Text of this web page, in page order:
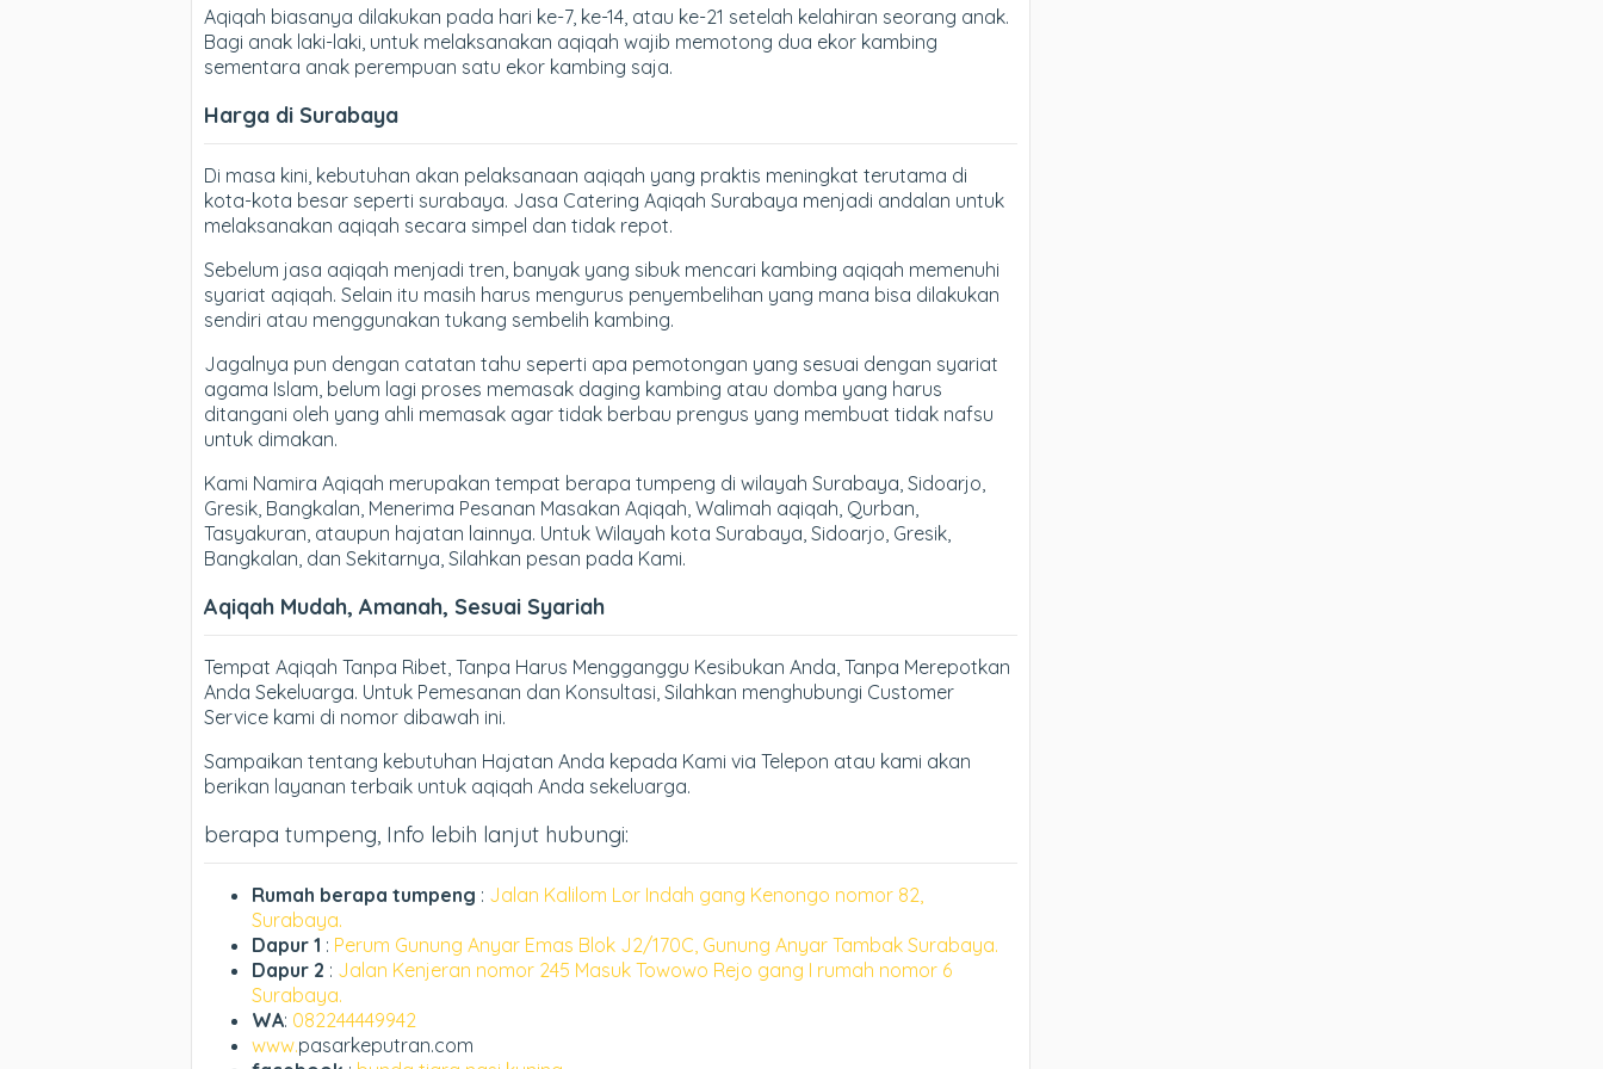
Aqiqah biasanya dilakukan pada hari ke-7, ke-14, atau ke-21 setelah kelahiran seorang anak.
Bagi anak laki-laki, untuk melaksanakan aqiqah wajib memotong dua ekor kambing
sementara anak perempuan satu ekor kambing saja.
Harga di Surabaya
Di masa kini, kebutuhan akan pelaksanaan aqiqah yang praktis meningkat terutama di
kota-kota besar seperti surabaya. Jasa Catering Aqiqah Surabaya menjadi andalan untuk
melaksanakan aqiqah secara simpel dan tidak repot.
Sebelum jasa aqiqah menjadi tren, banyak yang sibuk mencari kambing aqiqah memenuhi
syariat aqiqah. Selain itu masih harus mengurus penyembelihan yang mana bisa dilakukan
sendiri atau menggunakan tukang sembelih kambing.
Jagalnya pun dengan catatan tahu seperti apa pemotongan yang sesuai dengan syariat
agama Islam, belum lagi proses memasak daging kambing atau domba yang harus
ditangani oleh yang ahli memasak agar tidak berbau prengus yang membuat tidak nafsu
untuk dimakan.
Kami Namira Aqiqah merupakan tempat berapa tumpeng di wilayah Surabaya, Sidoarjo,
Gresik, Bangkalan, Menerima Pesanan Masakan Aqiqah, Walimah aqiqah, Qurban,
Tasyakuran, ataupun hajatan lainnya. Untuk Wilayah kota Surabaya, Sidoarjo, Gresik,
Bangkalan, dan Sekitarnya, Silahkan pesan pada Kami.
Aqiqah Mudah, Amanah, Sesuai Syariah
Tempat Aqiqah Tanpa Ribet, Tanpa Harus Mengganggu Kesibukan Anda, Tanpa Merepotkan
Anda Sekeluarga. Untuk Pemesanan dan Konsultasi, Silahkan menghubungi Customer
Service kami di nomor dibawah ini.
Sampaikan tentang kebutuhan Hajatan Anda kepada Kami via Telepon atau kami akan
berikan layanan terbaik untuk aqiqah Anda sekeluarga.
berapa tumpeng, Info lebih lanjut hubungi:
Rumah berapa tumpeng : Jalan Kalilom Lor Indah gang Kenongo nomor 82,
Surabaya.
Dapur 1 : Perum Gunung Anyar Emas Blok J2/170C, Gunung Anyar Tambak Surabaya.
Dapur 2 : Jalan Kenjeran nomor 245 Masuk Towowo Rejo gang I rumah nomor 6
Surabaya.
WA: 082244449942
www.pasarkeputran.com